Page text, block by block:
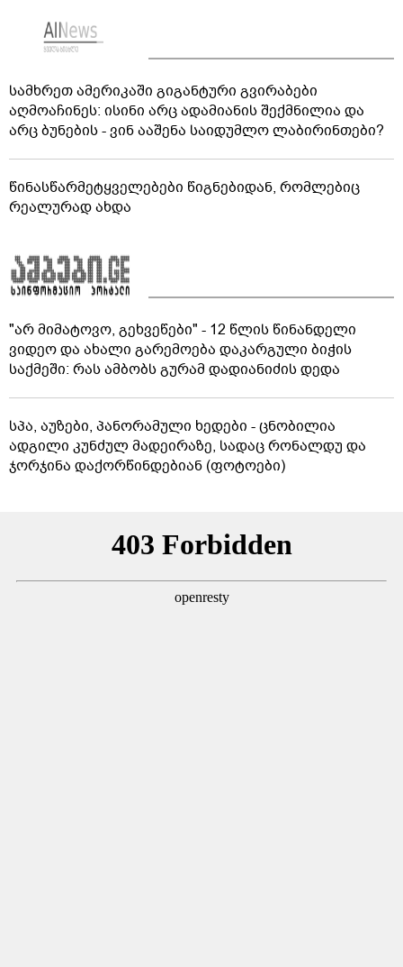
სამხრეთ ამერიკაში გიგანტური გვირაბები
აღმოაჩინეს: ისინი არც ადამიანის შექმნილია და
არც ბუნების - ვინ ააშენა საიდუმლო ლაბირინთები?
წინასწარმეტყველებები წიგნებიდან, რომლებიც
რეალურად ახდა
"არ მიმატოვო, გეხვეწები" - 12 წლის წინანდელი
ვიდეო და ახალი გარემოება დაკარგული ბიჭის
საქმეში: რას ამბობს გურამ დადიანიძის დედა
სპა, აუზები, პანორამული ხედები - ცნობილია
ადგილი კუნძულ მადეირაზე, სადაც რონალდუ და
ჯორჯინა დაქორწინდებიან (ფოტოები)